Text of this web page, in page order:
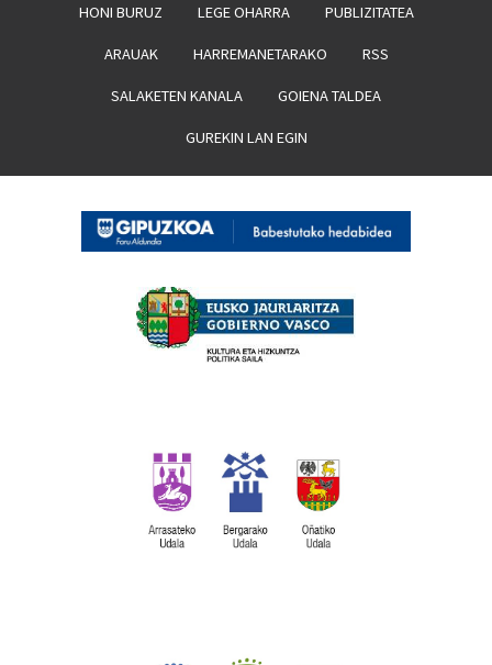
HONI BURUZ LEGE OHARRA PUBLIZITATEA
ARAUAK HARREMANETARAKO RSS
SALAKETEN KANALA GOIENA TALDEA
GUREKIN LAN EGIN